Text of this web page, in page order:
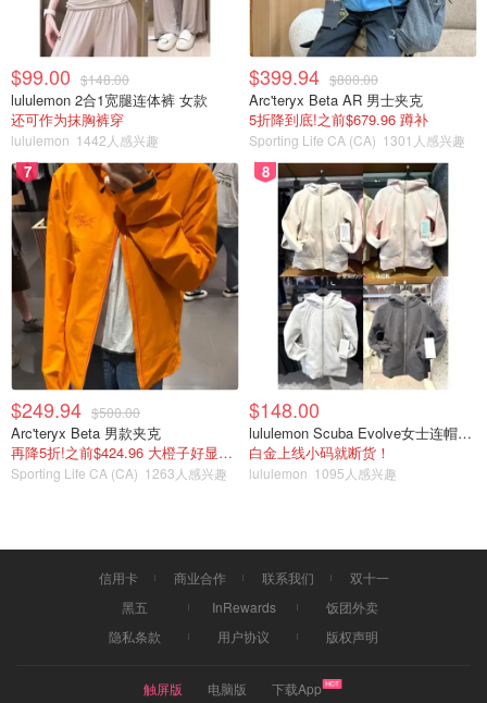
$99.00 $148.00
lululemon 2合1宽腿连体裤 女款
还可作为抹胸裤穿
lululemon 1442人感兴趣
$399.94 $800.00
Arc'teryx Beta AR 男士夹克
5折降到底!之前$679.96 蹲补
Sporting Life CA (CA) 1301人感兴趣
7
$249.94 $500.00
Arc'teryx Beta 男款夹克
再降5折!之前$424.96 大橙子好显白 蹲补
Sporting Life CA (CA) 1263人感兴趣
8
$148.00
lululemon Scuba Evolve女士连帽卫衣 全拉链
白金上线小码就断货！
lululemon 1095人感兴趣
信用卡 商业合作 联系我们
双十一
黑五
InRewards
饭团外卖
隐私条款
用户协议 版权声明
触屏版 电脑版 下载App